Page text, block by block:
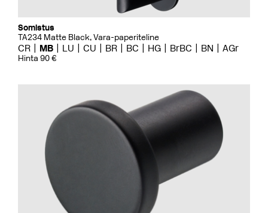
Somistus
TA234 Matte Black, Vara-paperiteline
CR MB LU CU BR BC HG BrBC BN AGr
Hinta 90 €